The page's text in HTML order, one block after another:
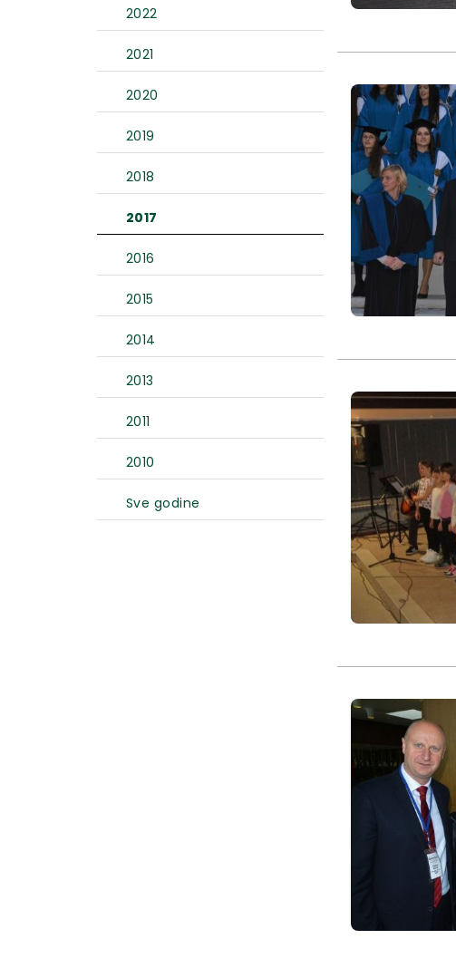
2022
2021
2020
2019
2018
2017
2016
2015
2014
2013
2011
2010
Sve godine